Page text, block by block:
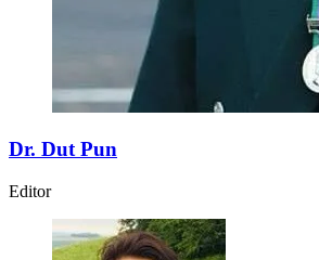
Dr. Dut Pun
Editor